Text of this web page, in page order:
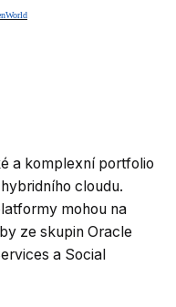
a komplexní portfolio
cloudu.
mohou na
ze skupin Oracle
a Social